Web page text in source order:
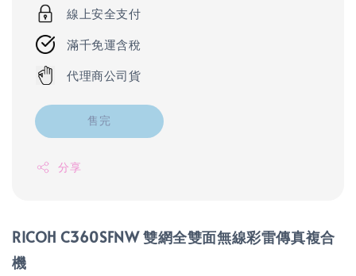
線上安全支付
滿千免運含稅
代理商公司貨
售完
分享
RICOH C360SFNW 雙網全雙面無線彩雷傳真複合
機